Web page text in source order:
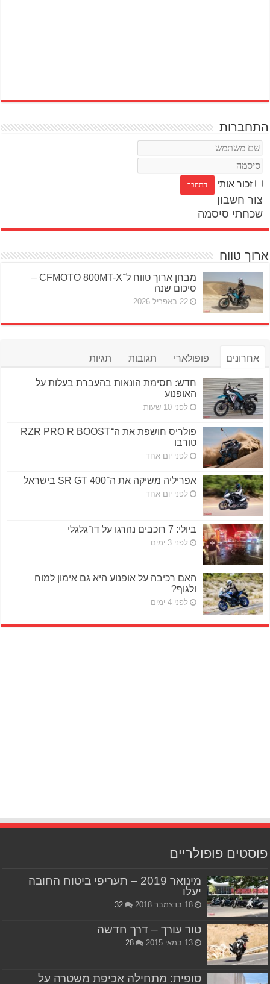
התחברות
זכור אותי
צור חשבון
שכחתי סיסמה
ארוך טווח
מבחן ארוך טווח ל־CFMOTO 800MT-X –
סיכום שנה
22 באפריל 2026
אחרונים פופולארי תגובות תגיות
חדש: חסימת הונאות בהעברת בעלות על
האופנוע
לפני 10 שעות
פולריס חושפת את ה־RZR PRO R BOOST
טורבו
לפני יום אחד
אפריליה משיקה את ה־SR GT 400 בישראל
לפני יום אחד
ביולי: 7 רוכבים נהרגו על דו־גלגלי
לפני 3 ימים
האם רכיבה על אופנוע היא גם אימון למוח
ולגוף?
לפני 4 ימים
פוסטים פופולריים
מינואר 2019 – תעריפי ביטוח החובה
יעלו
18 בדצמבר 2018 32
טור עורך – דרך חדשה
13 במאי 2015 28
סופית: מתחילה אכיפת משטרה על